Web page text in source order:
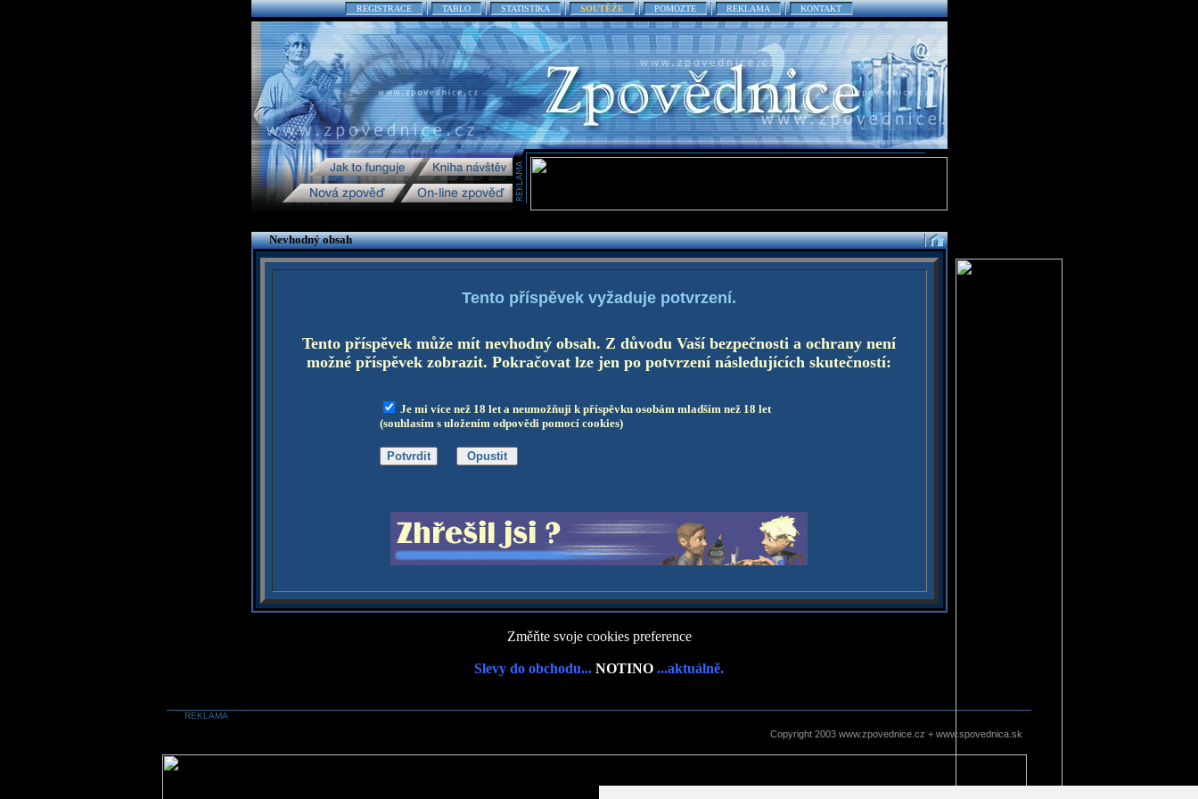
REGISTRACE TABLO STATISTIKA SOUTĚŽE POMOZTE REKLAMA KONTAKT
Nevhodný obsah
Tento příspěvek vyžaduje potvrzení.
Tento příspěvek může mít nevhodný obsah. Z důvodu Vaší bezpečnosti a ochrany není
možné příspěvek zobrazit. Pokračovat lze jen po potvrzení následujících skutečností:
Je mi více než 18 let a neumožňuji k příspěvku osobám mladším než 18 let
(souhlasím s uložením odpovědi pomocí cookies)
Změňte svoje cookies preference
Slevy do obchodu... NOTINO ...aktuálně.
REKLAMA
Copyright 2003 www.zpovednice.cz + www.spovednica.sk